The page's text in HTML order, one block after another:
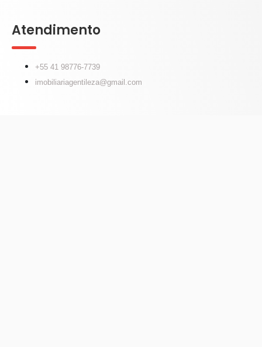
Atendimento
+55 41 98776-7739
imobiliariagentileza@gmail.com